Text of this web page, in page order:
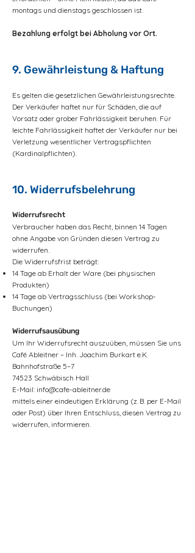
montags und dienstags geschlossen ist.
Bezahlung erfolgt bei Abholung vor Ort.
9. Gewährleistung & Haftung
Es gelten die gesetzlichen Gewährleistungsrechte.
Der Verkäufer haftet nur für Schäden, die auf
Vorsatz oder grober Fahrlässigkeit beruhen. Für
leichte Fahrlässigkeit haftet der Verkäufer nur bei
Verletzung wesentlicher Vertragspflichten
(Kardinalpflichten).
10. Widerrufsbelehrung
Widerrufsrecht
Verbraucher haben das Recht, binnen 14 Tagen
ohne Angabe von Gründen diesen Vertrag zu
widerrufen.
Die Widerrufsfrist beträgt:
14 Tage ab Erhalt der Ware (bei physischen
Produkten)
14 Tage ab Vertragsschluss (bei Workshop-
Buchungen)
Widerrufsausübung
Um Ihr Widerrufsrecht auszuüben, müssen Sie uns
Café Ableitner – Inh. Joachim Burkart e.K.
Bahnhofstraße 5–7
74523 Schwäbisch Hall
E-Mail: info@cafe-ableitner.de
mittels einer eindeutigen Erklärung (z. B. per E-Mail
oder Post) über Ihren Entschluss, diesen Vertrag zu
widerrufen, informieren.